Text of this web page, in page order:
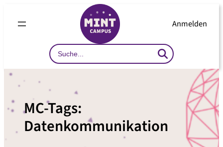
Inhalt
Anmelden
Search
…
MC-Tags:
Datenkommunikation